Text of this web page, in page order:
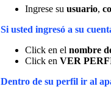
Ingrese su usuario,
Si usted ingresó a su
Click en el nombre
Click en VER
Dentro de su perfil ir al